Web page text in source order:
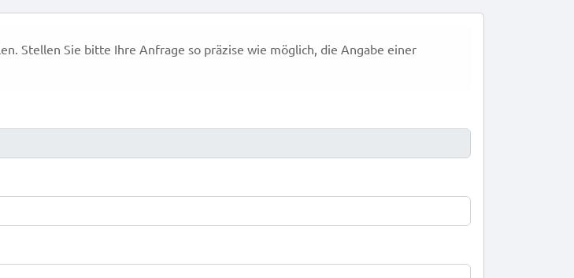
Stellen Sie bitte Ihre Anfrage so präzise wie möglich, die Angabe einer